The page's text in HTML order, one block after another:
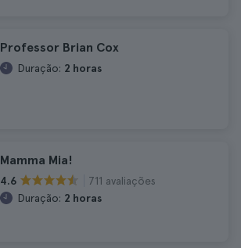
Professor Brian Cox
Duração: 2 horas
Mamma Mia!
4.6
711 avaliações
Duração: 2 horas